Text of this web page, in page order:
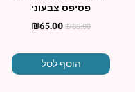
פסיפס צבעוני
₪85.00
₪65.00
הוסף לסל